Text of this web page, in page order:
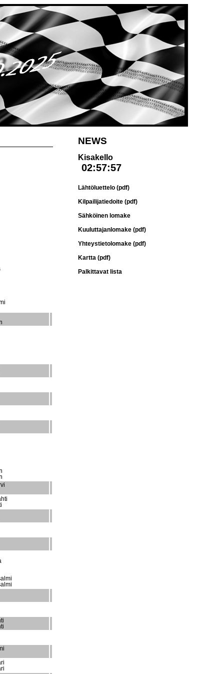
NEWS
Kisakello
Lähtöluettelo (pdf)
Kilpailijatiedoite (pdf)
Sähköinen lomake
Kuuluttajanlomake (pdf)
Yhteystietolomake (pdf)
Kartta (pdf)
Palkittavat lista